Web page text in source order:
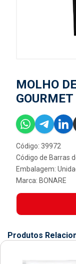
MOLHO
Código: 39972
Código de Barras
Embalagem:
Marca: BONARE
Produtos